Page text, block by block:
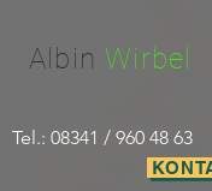
Albin Wirbel
Tel.: 08341 / 960 48 63